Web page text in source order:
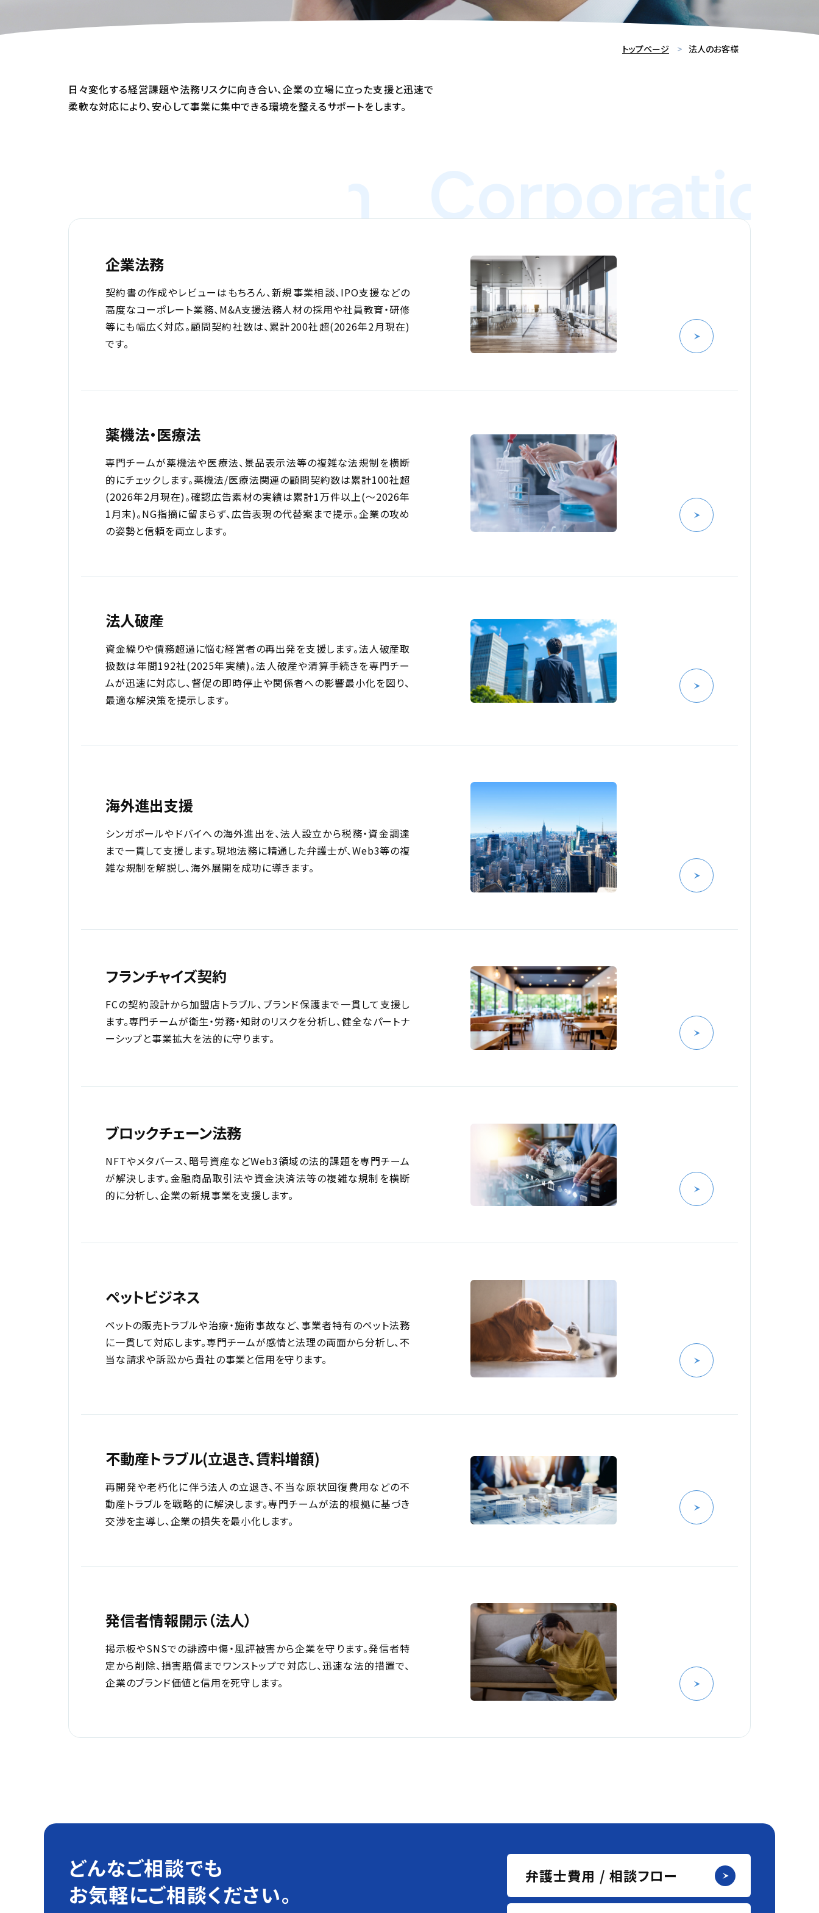
トップページ 法人のお客様
日々変化する経営課題や法務リスクに向き合い、企業の立場に立った支援と迅速で
柔軟な対応により、安心して事業に集中できる環境を整えるサポートをします。
Corporation
企業法務
契約書の作成やレビューはもちろん、新規事業相談、IPO支援などの
高度なコーポレート業務、M&A支援法務人材の採用や社員教育・研修
等にも幅広く対応。顧問契約社数は、累計200社超(2026年2月現在)
です。
薬機法・医療法
専門チームが薬機法や医療法、景品表示法等の複雑な法規制を横断
的にチェックします。薬機法/医療法関連の顧問契約数は累計100社超
(2026年2月現在)。確認広告素材の実績は累計1万件以上(〜2026年
1月末)。NG指摘に留まらず、広告表現の代替案まで提示。企業の攻め
の姿勢と信頼を両立します。
法人破産
資金繰りや債務超過に悩む経営者の再出発を支援します。法人破産取
扱数は年間192社(2025年実績)。法人破産や清算手続きを専門チー
ムが迅速に対応し、督促の即時停止や関係者への影響最小化を図り、
最適な解決策を提示します。
海外進出支援
シンガポールやドバイへの海外進出を、法人設立から税務・資金調達
まで一貫して支援します。現地法務に精通した弁護士が、Web3等の複
雑な規制を解説し、海外展開を成功に導きます。
フランチャイズ契約
FCの契約設計から加盟店トラブル、ブランド保護まで一貫して支援し
ます。専門チームが衛生・労務・知財のリスクを分析し、健全なパートナ
ーシップと事業拡大を法的に守ります。
ブロックチェーン法務
NFTやメタバース、暗号資産などWeb3領域の法的課題を専門チーム
が解決します。金融商品取引法や資金決済法等の複雑な規制を横断
的に分析し、企業の新規事業を支援します。
ペットビジネス
ペットの販売トラブルや治療・施術事故など、事業者特有のペット法務
に一貫して対応します。専門チームが感情と法理の両面から分析し、不
当な請求や訴訟から貴社の事業と信用を守ります。
不動産トラブル(立退き、賃料増額)
再開発や老朽化に伴う法人の立退き、不当な原状回復費用などの不
動産トラブルを戦略的に解決します。専門チームが法的根拠に基づき
交渉を主導し、企業の損失を最小化します。
発信者情報開示（法人）
掲示板やSNSでの誹謗中傷・風評被害から企業を守ります。発信者特
定から削除、損害賠償までワンストップで対応し、迅速な法的措置で、
企業のブランド価値と信用を死守します。
どんなご相談でも
お気軽にご相談ください。
弁護士費用 / 相談フロー